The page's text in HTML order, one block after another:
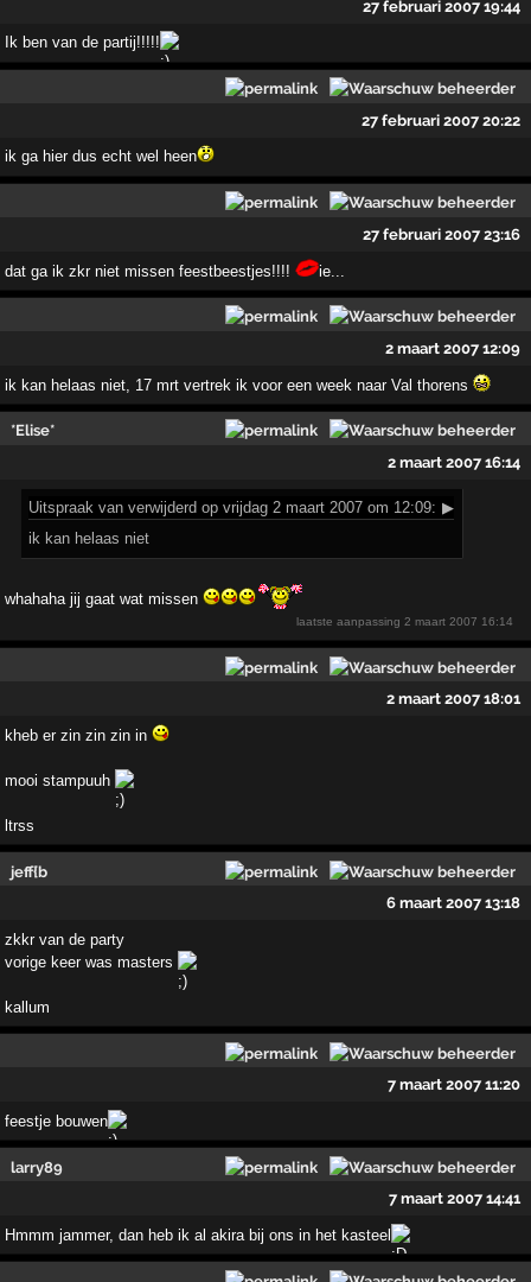
27 februari 2007 19:44
Ik ben van de partij!!!!!
27 februari 2007 20:22
ik ga hier dus echt wel heen
27 februari 2007 23:16
dat ga ik zkr niet missen feestbeestjes!!!! ie...
2 maart 2007 12:09
ik kan helaas niet, 17 mrt vertrek ik voor een week naar Val thorens
*Elise*
2 maart 2007 16:14
Uitspraak van verwijderd op vrijdag 2 maart 2007 om 12:09: ▶
ik kan helaas niet
whahaha jij gaat wat missen
laatste aanpassing2 maart 2007 16:14
2 maart 2007 18:01
kheb er zin zin zin in
mooi stampuuh
ltrss
jeff{b
6 maart 2007 13:18
zkkr van de party
vorige keer was masters
kallum
7 maart 2007 11:20
feestje bouwen
larry89
7 maart 2007 14:41
Hmmm jammer, dan heb ik al akira bij ons in het kasteel